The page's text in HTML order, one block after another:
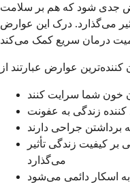
جدی شود که هم بر سلامت
می‌گذارد. درک این عوارض
خون شما سرایت کنند
زندگی به عفونت
جراحی دارند
کیفیت زندگی تأثیر
می‌گذارد
اسکار دائمی می‌شود